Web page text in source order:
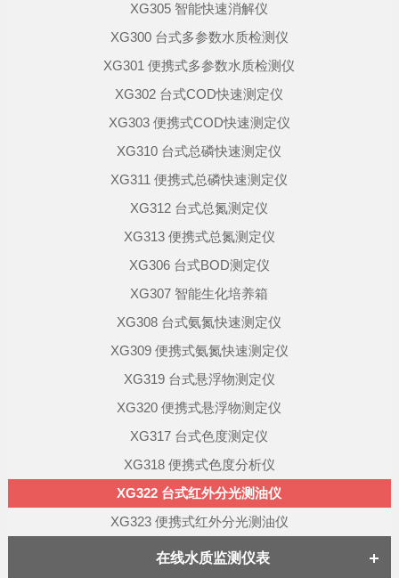
XG305 智能快速消解仪
XG300 台式多参数水质检测仪
XG301 便携式多参数水质检测仪
XG302 台式COD快速测定仪
XG303 便携式COD快速测定仪
XG310 台式总磷快速测定仪
XG311 便携式总磷快速测定仪
XG312 台式总氮测定仪
XG313 便携式总氮测定仪
XG306 台式BOD测定仪
XG307 智能生化培养箱
XG308 台式氨氮快速测定仪
XG309 便携式氨氮快速测定仪
XG319 台式悬浮物测定仪
XG320 便携式悬浮物测定仪
XG317 台式色度测定仪
XG318 便携式色度分析仪
XG322 台式红外分光测油仪
XG323 便携式红外分光测油仪
在线水质监测仪表